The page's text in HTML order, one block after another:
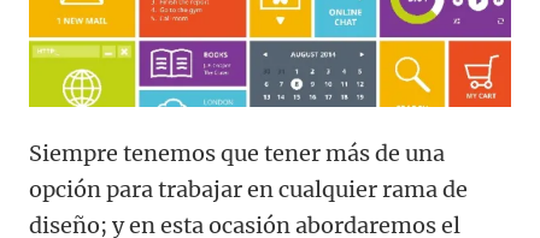
Siempre tenemos que tener más de una
opción para trabajar en cualquier rama de
diseño; y en esta ocasión abordaremos el